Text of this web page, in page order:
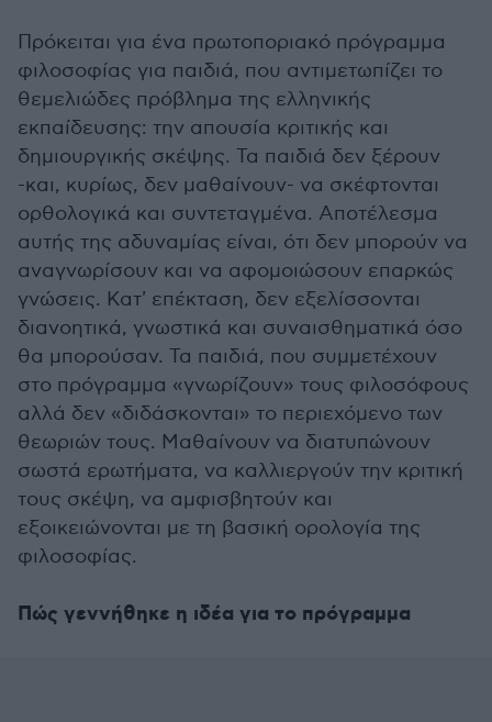
Πρόκειται για ένα πρωτοποριακό πρόγραμμα
φιλοσοφίας για παιδιά, που αντιμετωπίζει το
θεμελιώδες πρόβλημα της ελληνικής
εκπαίδευσης: την απουσία κριτικής και
δημιουργικής σκέψης. Τα παιδιά δεν ξέρουν
-και, κυρίως, δεν μαθαίνουν- να σκέφτονται
ορθολογικά και συντεταγμένα. Αποτέλεσμα
αυτής της αδυναμίας είναι, ότι δεν μπορούν να
αναγνωρίσουν και να αφομοιώσουν επαρκώς
γνώσεις. Κατ' επέκταση, δεν εξελίσσονται
διανοητικά, γνωστικά και συναισθηματικά όσο
θα μπορούσαν. Τα παιδιά, που συμμετέχουν
στο πρόγραμμα «γνωρίζουν» τους φιλοσόφους
αλλά δεν «διδάσκονται» το περιεχόμενο των
θεωριών τους. Μαθαίνουν να διατυπώνουν
σωστά ερωτήματα, να καλλιεργούν την κριτική
τους σκέψη, να αμφισβητούν και
εξοικειώνονται με τη βασική ορολογία της
φιλοσοφίας.
Πώς γεννήθηκε η ιδέα για το πρόγραμμα